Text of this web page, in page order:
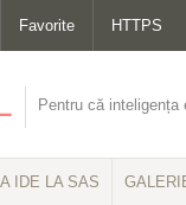
Favorite HTTPS
Pentru că
IDE LA SAS